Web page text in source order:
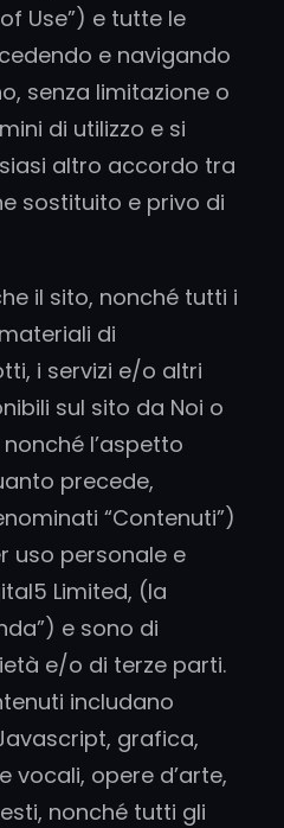
Use”) e tutte le
e navigando
senza limitazione o
di utilizzo e si
altro accordo tra
sostituito e privo di
il sito, nonché tutti i
di
i servizi e/o altri
sul sito da Noi o
l’aspetto
precede,
“Contenuti”)
uso personale e
Limited, (la
e sono di
e/o di terze parti.
includano
grafica,
vocali, opere d’arte,
nonché tutti gli